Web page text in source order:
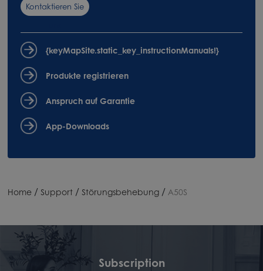
Kontaktieren Sie
{keyMapSite.static_key_instructionManuals!}
Produkte registrieren
Anspruch auf Garantie
App-Downloads
Home / Support / Störungsbehebung / A50S
Subscription